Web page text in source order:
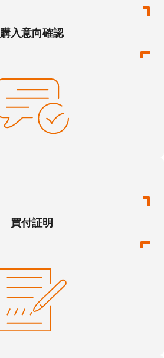
購入意向確認
買付証明